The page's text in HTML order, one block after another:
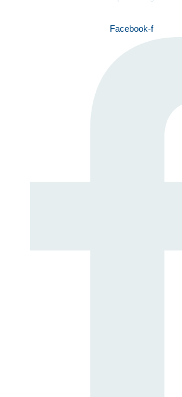
Facebook-f